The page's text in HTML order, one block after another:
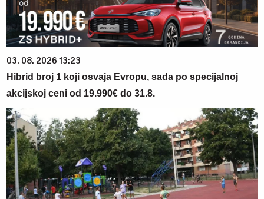
03. 08. 2026 13:23
Hibrid broj 1 koji osvaja Evropu, sada po specijalnoj
akcijskoj ceni od 19.990€ do 31.8.